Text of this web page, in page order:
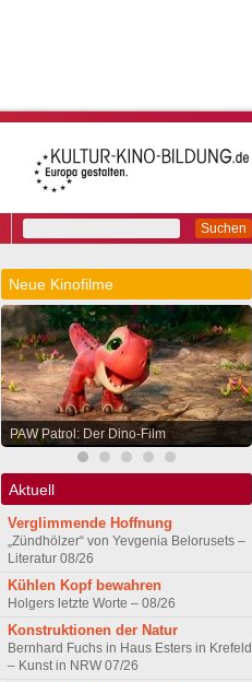
Suchen
Neue Kinofilme
PAW Patrol: Der Dino-Film
Aktuell
Verglimmende Hoffnung
„Zündhölzer“ von Yevgenia Belorusets –
Literatur 08/26
Kühlen Kopf bewahren
Holgers letzte Worte – 08/26
Konstruktionen der Natur
Bernhard Fuchs in Haus Esters in Krefeld
– Kunst in NRW 07/26